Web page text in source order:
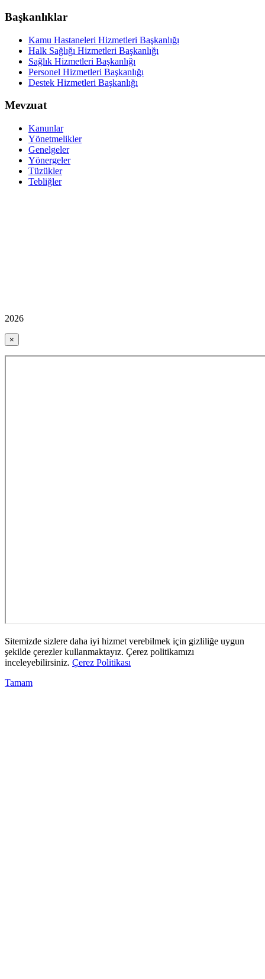
Başkanlıklar
Kamu Hastaneleri Hizmetleri Başkanlığı
Halk Sağlığı Hizmetleri Başkanlığı
Sağlık Hizmetleri Başkanlığı
Personel Hizmetleri Başkanlığı
Destek Hizmetleri Başkanlığı
Mevzuat
Kanunlar
Yönetmelikler
Genelgeler
Yönergeler
Tüzükler
Tebliğler
2026
×
Sitemizde sizlere daha iyi hizmet verebilmek için gizliliğe uygun
şekilde çerezler kullanmaktayız. Çerez politikamızı
inceleyebilirsiniz. Çerez Politikası
Tamam